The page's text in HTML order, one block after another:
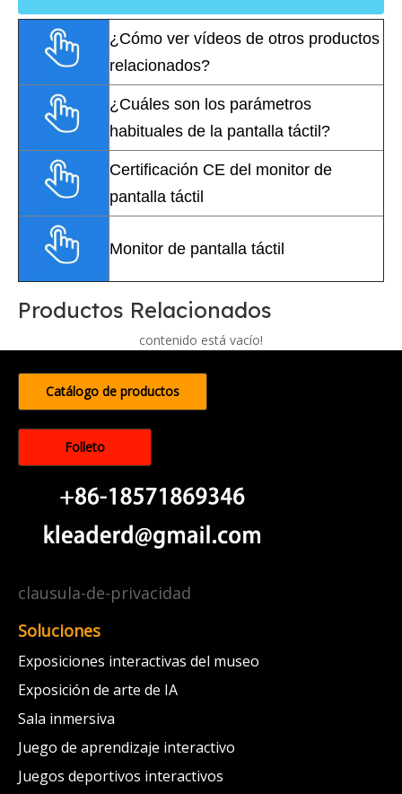
¿Cómo ver vídeos de otros productos
relacionados?
¿Cuáles son los parámetros
habituales de la pantalla táctil?
Certificación CE del monitor de
pantalla táctil
Monitor de pantalla táctil
Productos Relacionados
contenido está vacío!
Catálogo de productos
Folleto
clausula-de-privacidad
Soluciones
Exposiciones interactivas del museo
Exposición de arte de IA
Sala inmersiva
Juego de aprendizaje interactivo
Juegos deportivos interactivos